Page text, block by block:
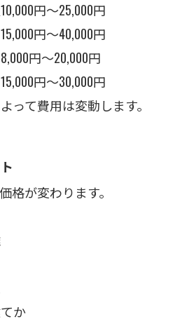
10,000円〜25,000円
15,000円〜40,000円
8,000円〜20,000円
15,000円〜30,000円
って費用は変動します。
格が変わります。
か